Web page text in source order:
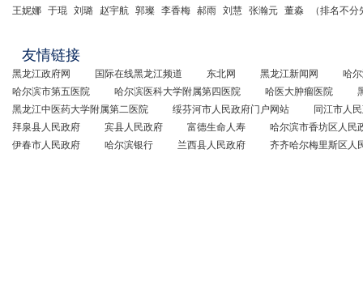
王妮娜 于琨 刘璐 赵宇航 郭璨 李香梅 郝雨 刘慧 张瀚元 董淼 （排名不
友情链接
黑龙江政府网 国际在线黑龙江频道 东北网 黑龙江新闻网
哈
哈尔滨市第五医院
哈尔滨医科大学附属第四医院 哈医大肿瘤医院
黑龙江中医药大学附属第二医院
绥芬河市人民政府门户网站
同江市人
拜泉县人民政府
宾县人民政府 富德生命人寿
哈尔滨市香坊区人民
伊春市人民政府
哈尔滨银行 兰西县人民政府 齐齐哈尔梅里斯区人